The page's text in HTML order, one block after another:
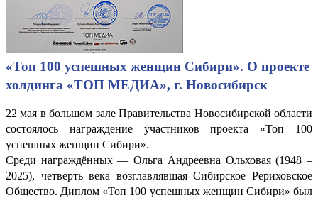
«Топ 100 успешных женщин Сибири». О проекте
холдинга «ТОП МЕДИА», г. Новосибирск
22 мая в большом зале Правительства Новосибирской области
состоялось награждение участников проекта «Топ 100
успешных женщин Сибири».
Среди награждённых — Ольга Андреевна Ольховая (1948 –
2025), четверть века возглавлявшая Сибирское Рериховское
Общество. Диплом «Топ 100 успешных женщин Сибири» был